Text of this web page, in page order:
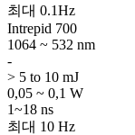
최대 0.1Hz
Intrepid 700
1064 ~ 532 nm
-
> 5 to 10 mJ
0,05 ~ 0,1 W
1~18 ns
최대 10 Hz